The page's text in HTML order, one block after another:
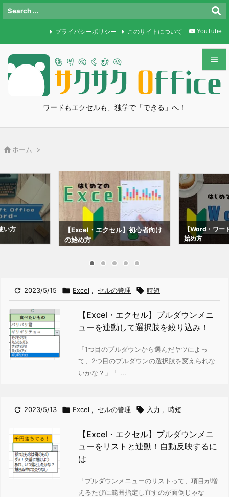
ワードもエクセルも、独学で「できる」へ！


メニュ

検索
プライバシーポリシー このサイトについて YouTube
 ホーム >
い方
【Excel・エクセル】初心者向け
の始め方
【Word・ワー
始め方
 2023/5/15  Excel , セルの管理  時短
【Excel・エクセル】プルダウンメニ
ューを連動して選択肢を絞り込み！
「1つ目のプルダウンから選んだヤツによっ
て、2つ目のプルダウンの選択肢を変えられな
いかな？」
「 ...
 2023/5/13  Excel , セルの管理  入力 , 時短
【Excel・エクセル】プルダウンメニ
ューをリストと連動！自動反映するに
は
「プルダウンメニューのリストって、項目が増
えるたびに範囲指定し直すのが面倒じゃな